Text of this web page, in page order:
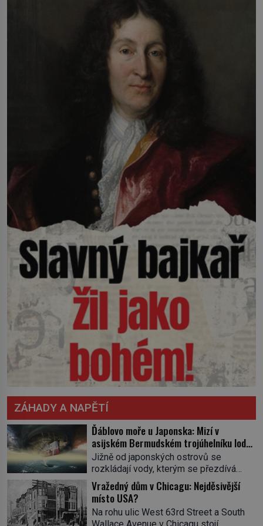
ZÁHADY A NAPĚTÍ
Ďáblovo moře u Japonska: Mizí v
asijském Bermudském trojúhelníku lodě
ve spárech neznámé síly?
Jižně od japonských ostrovů se
rozkládají vody, kterým se přezdívá
Ďáblovo moře. Vypráví se o lodích
mizejících beze stopy, podivných
světlech, zrádných proudech i mořských
dracích, kteří měli tyto končiny střežit už
Vražedný dům v Chicagu: Nejděsivější
místo USA?
Na rohu ulic West 63rd Street a South
Wallace Avenue v Chicagu stojí